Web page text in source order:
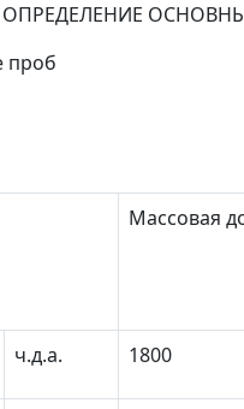
проб
Массовая
ч.д.а. 1800